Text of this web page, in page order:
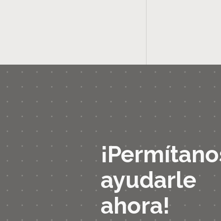
ayudarle
ahora!